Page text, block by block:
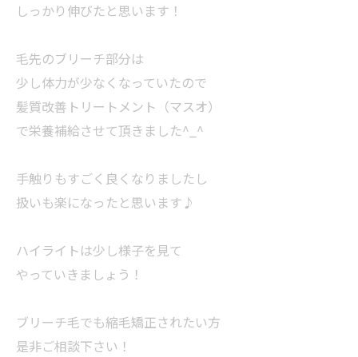
しっかり伸びたと思います！
毛先のブリーチ部分は
少し体力が少なくなっていたので
髪質改善トリートメント（マスオ）
で栄養補給させて頂きました^_^
手触りもすごく良くなりましたし
扱いも楽になったと思います♪
ハイライトは少し様子を見て
やっていきましょう！
ブリーチ毛でも縮毛矯正されたい方
是非ご相談下さい！